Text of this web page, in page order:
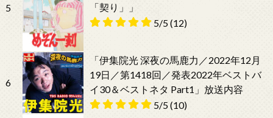
5
「契り」」
5/5(12)
6
「伊集院光 深夜の馬鹿力／2022年12月
19日／第1418回／発表2022年ベストバ
イ30＆ベストネタ Part1」放送内容
5/5(10)